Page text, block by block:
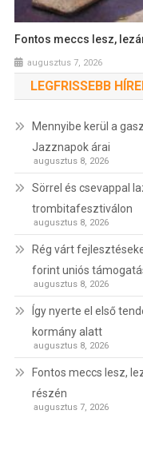
Fontos meccs lesz,
augusztus 7, 2026
LEGFRISSEBB
Mennyibe kerül a
Jazznapok árai
augusztus 8, 2026
Sörrel és csevappal
trombitafesztiválon
augusztus 8, 2026
Rég várt
forint uniós
augusztus 8, 2026
Így nyerte el első
kormány alatt
augusztus 8, 2026
Fontos meccs lesz,
részén
augusztus 7, 2026